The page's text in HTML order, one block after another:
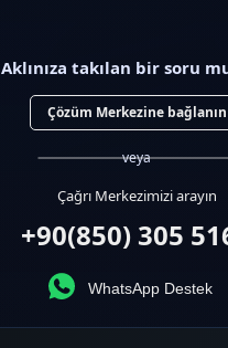
Aklınıza takılan bir soru
Çözüm Merkezine bağlanın
veya
Çağrı Merkezimizi arayın
+90(850) 305
WhatsApp Destek